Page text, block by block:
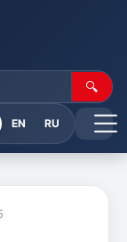
🔍
EN RU